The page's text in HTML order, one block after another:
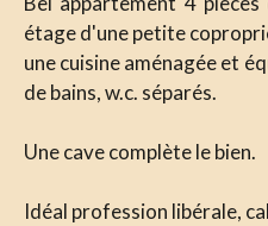
étage d'une petite
une cuisine aménagée et
de bains, w.c. séparés.
Une cave complète le bien.
Idéal profession libérale,